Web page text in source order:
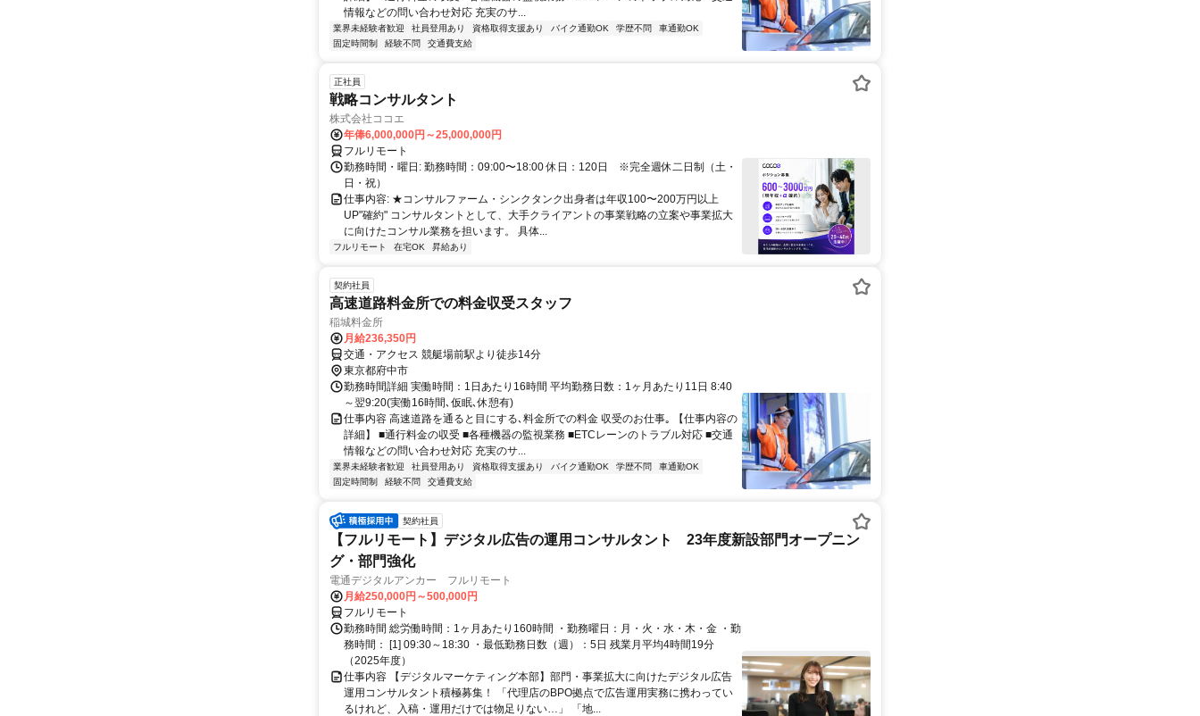
情報などの問い合わせ対応 充実のサ...
業界未経験者歓迎 社員登用あり 資格取得支援あり バイク通勤OK 学歴不問
車通勤OK
固定時間制
経験不問 交通費支給
正社員
戦略コンサルタント
株式会社ココエ
年俸6,000,000円～25,000,000円
フルリモート
勤務時間・曜日: 勤務時間：09:00〜18:00 休日：120日 ※完全週休二日制（土・
日・祝）
仕事内容: ★コンサルファーム・シンクタンク出身者は年収100〜200万円以上
UP"確約" コンサルタントとして、大手クライアントの事業戦略の立案や事業拡大
に向けたコンサル業務を担います。 具体...
フルリモート 在宅OK 昇給あり
契約社員
高速道路料金所での料金収受スタッフ
稲城料金所
月給236,350円
交通・アクセス 競艇場前駅より徒歩14分
東京都府中市
勤務時間詳細 実働時間：1日あたり16時間 平均勤務日数：1ヶ月あたり11日 8:40
～翌9:20(実働16時間､仮眠､休憩有)
仕事内容 高速道路を通ると目にする､料金所での料金 収受のお仕事｡ 【仕事内容の
詳細】 ■通行料金の収受 ■各種機器の監視業務 ■ETCレーンのトラブル対応 ■交通
情報などの問い合わせ対応 充実のサ...
業界未経験者歓迎 社員登用あり 資格取得支援あり バイク通勤OK 学歴不問
車通勤OK
固定時間制
経験不問 交通費支給
契約社員
【フルリモート】デジタル広告の運用コンサルタント 23年度新設部門オープニン
グ・部門強化
電通デジタルアンカー フルリモート
月給250,000円～500,000円
フルリモート
勤務時間 総労働時間：1ヶ月あたり160時間 ・勤務曜日：月・火・水・木・金 ・勤
務時間： [1] 09:30～18:30 ・最低勤務日数（週）：5日 残業月平均4時間19分
（2025年度）
仕事内容 【デジタルマーケティング本部】部門・事業拡大に向けたデジタル広告
運用コンサルタント積極募集！ 「代理店のBPO拠点で広告運用実務に携わってい
るけれど、入稿・運用だけでは物足りない…」 「地...